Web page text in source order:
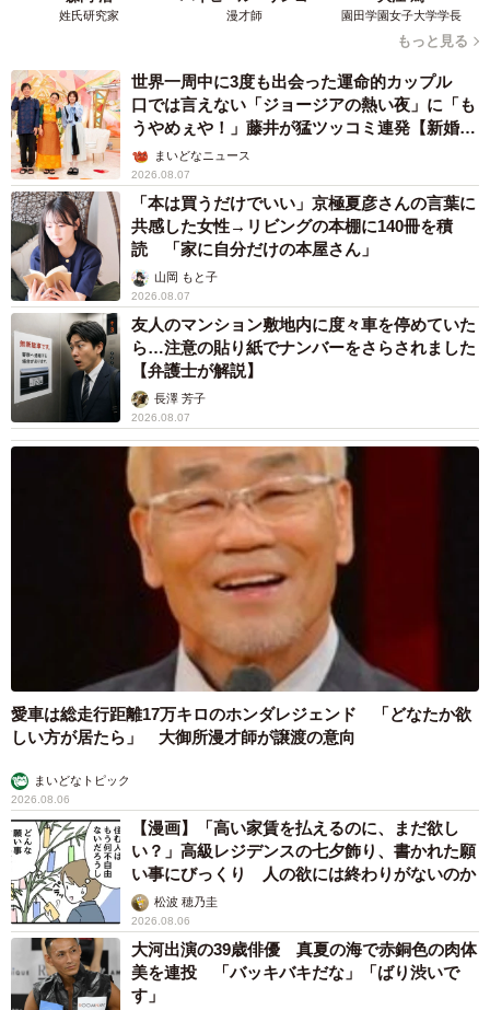
ン」のポーズをする忍者 この暑い中いったい
なぜ？ 近づいてみたら… 「見つかるなんて
2026.08.06
「明日ひま？」 知り合いから唐突なメッセー
は？【漫画】
海川 まこと
2026.08.06
飼い主が食べているヨーグルトをもらえなかっ
た犬さん、爆裂に拗ねた顔がかわいすぎ「鼻息
フスフス」「反則レベル」
椎名 碧
2026.08.06
コガネムシを見つめる猫とパパ、偶然生まれた
神々しい構図が「宗教画のよう」と話題 「尊
い」「ていうかライオンキング」
梨木 香奈
髪をバッサリと切った飼い主が帰宅すると→愛
犬たちの反応に「ワンコ様でも戸惑うのね
（笑）」「困り顔がかわいい」
ANNA
2026.08.06
「誰かみたいにならなきゃ」 他人を正解にし
て生きてきた母親 自己主張が苦手な娘に教わ
った大切なこと【漫画】
海川 まこと
「かわいいストーカーに追われています」甘えん坊な元保護